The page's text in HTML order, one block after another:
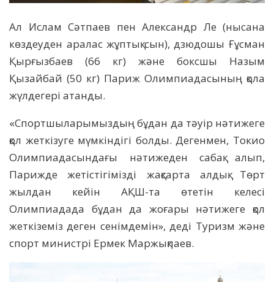
Ал Ислам Сәтпаев пен Александр Ле (нысана
көздеуден аралас жұптық сын), дзюдошы Ғұсман
Қырғызбаев (66 кг) және боксшы Назым
Қызайбай (50 кг) Париж Олимпиадасының қола
жүлдегері атанды.
«Спортшыларымыздың бұдан да тәуір нәтижеге
қол жеткізуге мүмкіндігі болды. Дегенмен, Токио
Олимпиадасындағы нәтижеден сабақ алып,
Парижде жетістігімізді жақсарта алдық. Төрт
жылдан кейін АҚШ-та өтетін келесі
Олимпиадада бұдан да жоғары нәтижеге қол
жеткіземіз деген сенімдемін», деді Туризм және
спорт министрі Ермек Маржықпаев.